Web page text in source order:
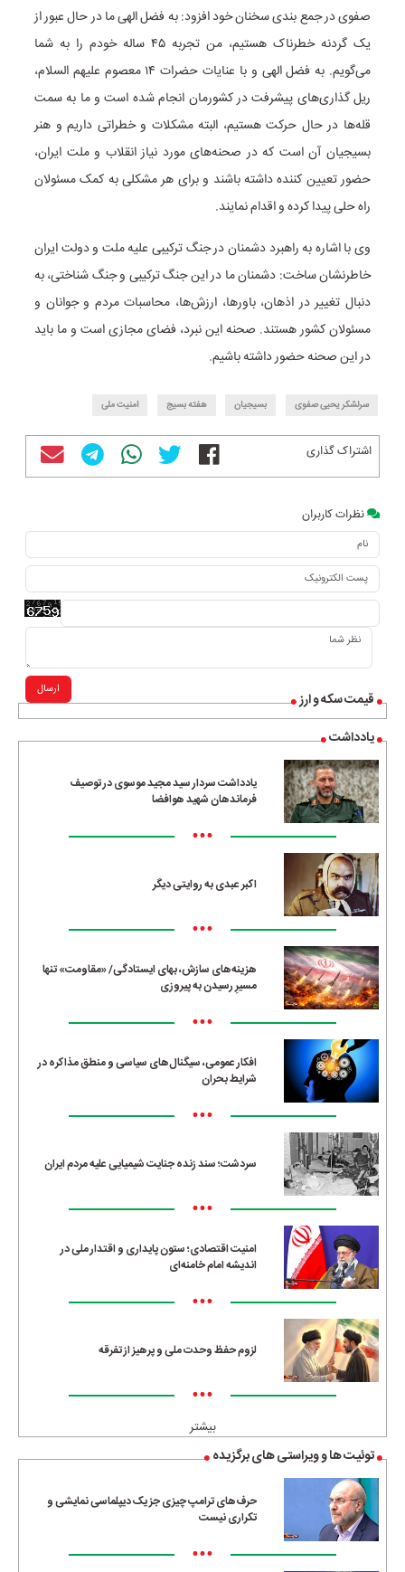
قیمت سکه و ارز
یادداشت
یادداشت سردار سید مجید موسوی در توصیف
فرماندهان شهید هوافضا
•••
اکبر عبدی به روایتی دیگر
•••
هزینه‌های سازش، بهای ایستادگی/ «مقاومت» تنها
مسیرِ رسیدن به پیروزی
•••
افکار عمومی، سیگنال‌های سیاسی و منطق مذاکره در
شرایط بحران
•••
سردشت؛ سند زنده جنایت شیمیایی علیه مردم ایران
•••
امنیت اقتصادی؛ ستون پایداری و اقتدار ملی در
اندیشه امام خامنه‌ای
•••
لزوم حفظ وحدت ملی و پرهیز از تفرقه
•••
بیشتر
توئیت ها و ویراستی های برگزیده
حرف‌های ترامپ چیزی جز یک دیپلماسی نمایشی و
تکراری نیست
•••
صفوی در جمع بندی سخنان خود افزود: به فضل الهی ما در حال عبور از
یک گردنه خطرناک هستیم، من تجربه ۴۵ ساله خودم را به شما
می‌گویم. به فضل الهی و با عنایات حضرات ۱۴ معصوم علیهم السلام،
ریل گذاری‌های پیشرفت در کشورمان انجام شده است و ما به سمت
قله‌ها در حال حرکت هستیم، البته مشکلات و خطراتی داریم و هنر
بسیجیان آن است که در صحنه‌های مورد نیاز انقلاب و ملت ایران،
حضور تعیین کننده داشته باشند و برای هر مشکلی به کمک مسئولان
راه حلی پیدا کرده و اقدام نمایند.
وی با اشاره به راهبرد دشمنان در جنگ ترکیبی علیه ملت و دولت ایران
خاطرنشان ساخت: دشمنان ما در این جنگ ترکیبی و جنگ شناختی، به
دنبال تغییر در اذهان، باورها، ارزش‌ها، محاسبات مردم و جوانان و
مسئولان کشور هستند. صحنه این نبرد، فضای مجازی است و ما باید
در این صحنه حضور داشته باشیم.
سرلشکر یحیی صفوی بسیجیان هفته بسیج امنیت ملی
اشتراک گذاری
نظرات کاربران
ارسال